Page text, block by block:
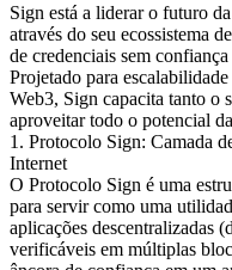
Sign está a liderar o futuro
através do seu ecossistema
de credenciais sem
Projetado para
Web3, Sign capacita tanto o
aproveitar todo o potencial
1. Protocolo Sign: Camada
Internet
O Protocolo Sign é uma
para servir como uma
aplicações descentralizadas
verificáveis em múltiplas